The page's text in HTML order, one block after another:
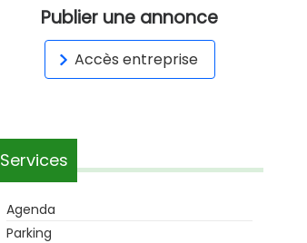
Publier une annonce
Accès entreprise
Services
Agenda
Parking